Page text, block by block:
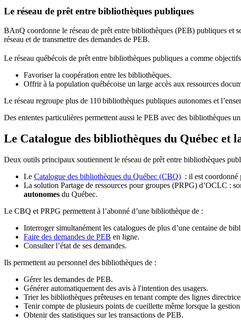
Le réseau de prêt entre bibliothèques publiques
BAnQ coordonne le réseau de prêt entre bibliothèques (PEB) publiques et
réseau et de transmettre des demandes de PEB.
Le réseau québécois de prêt entre bibliothèques publiques a comme
Favoriser la coopération entre les bibliothèques.
Offrir à la population québécoise un large accès aux ressources
Le réseau regroupe plus de 110bibliothèques publiques autonomes et l’
Des ententes particulières permettent aussi le PEB avec des bibliothèques
Le Catalogue des bibliothèques du Québec et
Deux outils principaux soutiennent le réseau de prêt entre bibliothèques
Le Catalogue des bibliothèques du Québec (CBQ) : il est
La solution Partage de ressources pour groupes (PRPG) d’OCLC :
autonomes du Québec.
Le CBQ et PRPG permettent à l’abonné d’une bibliothèque de :
Interroger simultanément les catalogues de plus d’une centaine de
Faire des demandes de PEB en ligne.
Consulter l’état de ses demandes.
Ils permettent au personnel des bibliothèques de :
Gérer les demandes de PEB.
Générer automatiquement des avis à l'intention des usagers.
Trier les bibliothèques prêteuses en tenant compte des lignes
Tenir compte de plusieurs points de cueillette même lorsque la
Obtenir des statistiques sur les transactions de PEB.